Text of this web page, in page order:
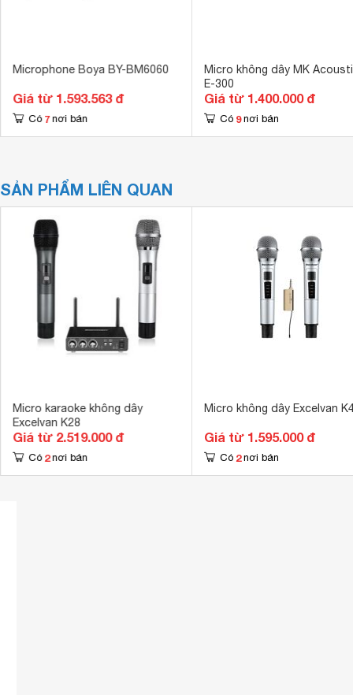
Microphone Boya BY-BM6060
Giá từ 1.593.563 đ
Có 7 nơi bán
Micro không dây MK
E-300
Giá từ 1.400.000 đ
Có 9 nơi bán
SẢN PHẨM LIÊN QUAN
Micro karaoke không dây
Excelvan K28
Giá từ 2.519.000 đ
Có 2 nơi bán
Micro không dây Excelvan
Giá từ 1.595.000 đ
Có 2 nơi bán